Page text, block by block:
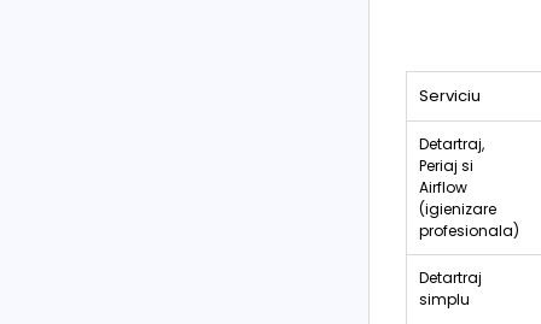
Serviciu
Detartraj,
Periaj si
Airflow
(igienizare
profesionala)
Detartraj
simplu